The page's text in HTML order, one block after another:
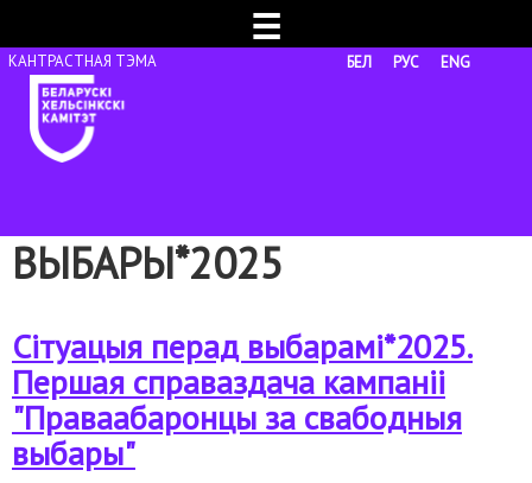
☰
БЕЛ РУС ENG
ВЫБАРЫ*2025
Сітуацыя перад выбарамі*2025.
Першая справаздача кампаніі
"Праваабаронцы за свабодныя
выбары"